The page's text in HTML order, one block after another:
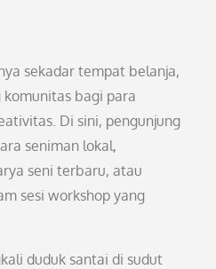
sekadar tempat belanja,
bagi para
Di sini, pengunjung
seniman lokal,
seni terbaru, atau
sesi workshop yang
duduk santai di sudut